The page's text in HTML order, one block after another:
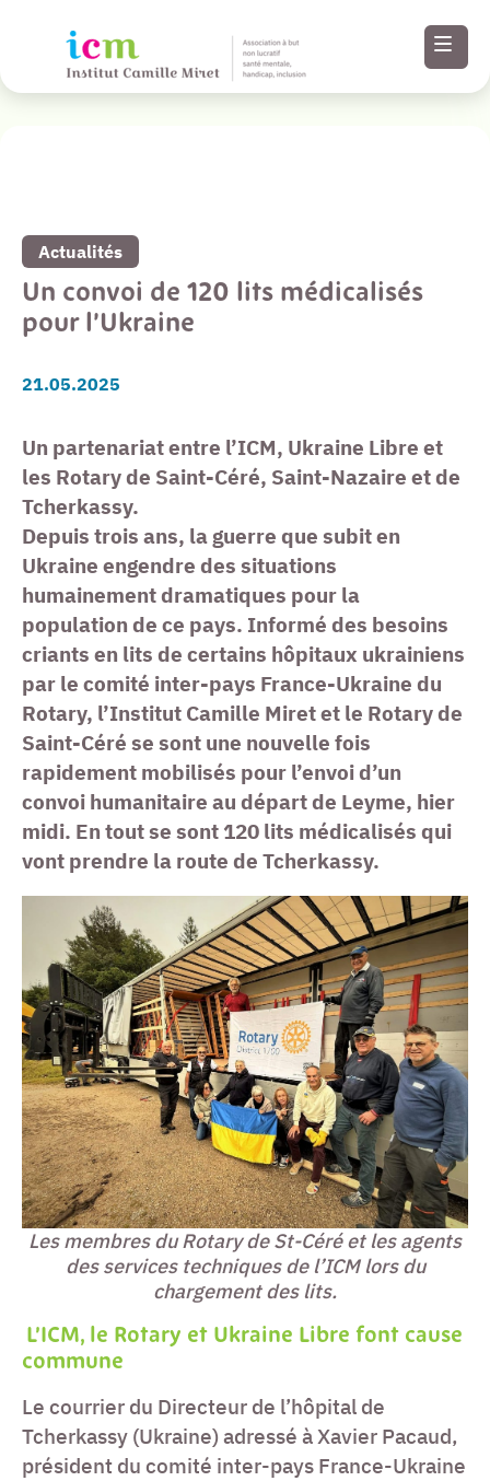
Paramètres
d’accessibilité
Contenu
Pied de page
Revenir à la liste de toutes nos actualités
Actualités
Un convoi de 120 lits médicalisés
pour l’Ukraine
21.05.2025
Un partenariat entre l’ICM, Ukraine Libre et
les Rotary de Saint-Céré, Saint-Nazaire et de
Tcherkassy.
Depuis trois ans, la guerre que subit en
Ukraine engendre des situations
humainement dramatiques pour la
population de ce pays. Informé des besoins
criants en lits de certains hôpitaux ukrainiens
par le comité inter-pays France-Ukraine du
Rotary, l’Institut Camille Miret et le Rotary de
Saint-Céré se sont une nouvelle fois
rapidement mobilisés pour l’envoi d’un
convoi humanitaire au départ de Leyme, hier
midi. En tout se sont 120 lits médicalisés qui
vont prendre la route de Tcherkassy.
Les membres du Rotary de St-Céré et les agents
des services techniques de l’ICM lors du
chargement des lits.
L’ICM, le Rotary et Ukraine Libre font cause
commune
Le courrier du Directeur de l’hôpital de
Tcherkassy (Ukraine) adressé à Xavier Pacaud,
président du comité inter-pays France-Ukraine